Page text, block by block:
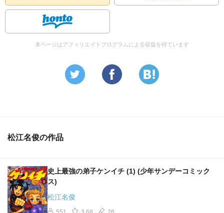
本ページはアフィリエイトプログラムによる収益を得ています
松江名俊の作品
史上最強の弟子ケンイチ (1) (少年サンデーコミック
ス)
松江名俊